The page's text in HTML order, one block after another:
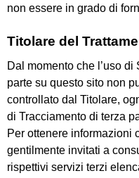
non essere in grado di
Titolare del
Dal momento che l’uso
parte su questo sito non
controllato dal Titolare,
di Tracciamento di terza
Per ottenere informazioni
gentilmente invitati a
rispettivi servizi terzi